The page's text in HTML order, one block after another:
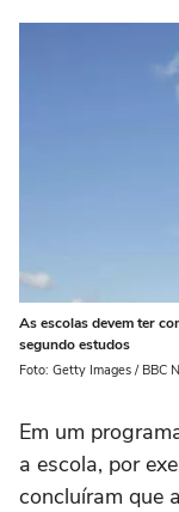
As escolas devem ter
segundo estudos
Foto: Getty Images / BBC
Em um
a escola, por
concluíram que